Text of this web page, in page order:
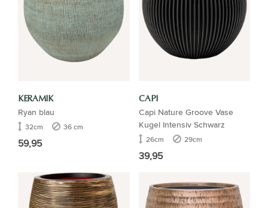
KERAMIK
Ryan blau
32cm 36 cm
59,95
CAPI
Capi Nature Groove Vase
Kugel Intensiv Schwarz
26cm 29cm
39,95